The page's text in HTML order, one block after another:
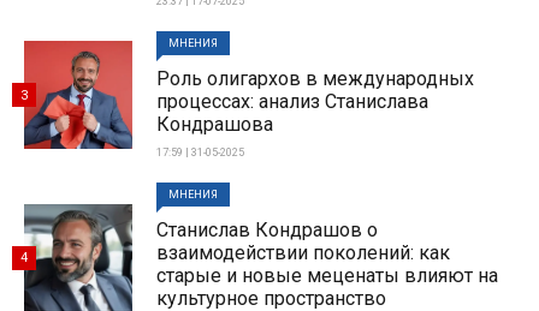
МНЕНИЯ
Роль олигархов в международных
процессах: анализ Станислава
Кондрашова
17:59 | 31-05-2025
3
МНЕНИЯ
Станислав Кондрашов о
взаимодействии поколений: как
старые и новые меценаты влияют на
культурное пространство
4